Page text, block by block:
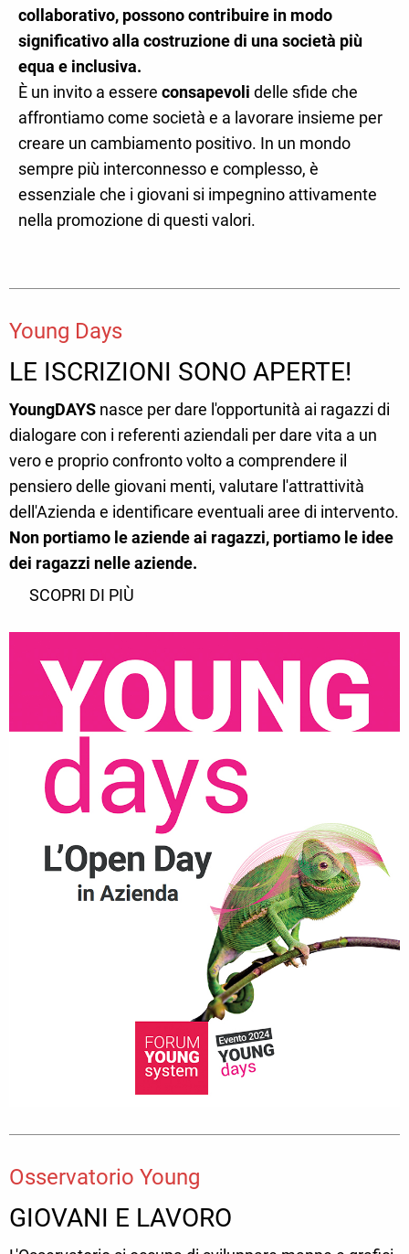
collaborativo, possono contribuire in modo
significativo alla costruzione di una società più
equa e inclusiva.
È un invito a essere consapevoli delle sfide che
affrontiamo come società e a lavorare insieme per
creare un cambiamento positivo. In un mondo
sempre più interconnesso e complesso, è
essenziale che i giovani si impegnino attivamente
nella promozione di questi valori.
Young Days
LE ISCRIZIONI SONO APERTE!
YoungDAYS nasce per dare l'opportunità ai ragazzi di
dialogare con i referenti aziendali per dare vita a un
vero e proprio confronto volto a comprendere il
pensiero delle giovani menti, valutare l'attrattività
dell'Azienda e identificare eventuali aree di intervento.
Non portiamo le aziende ai ragazzi, portiamo le idee
dei ragazzi nelle aziende.
SCOPRI DI PIÙ
Osservatorio Young
GIOVANI E LAVORO